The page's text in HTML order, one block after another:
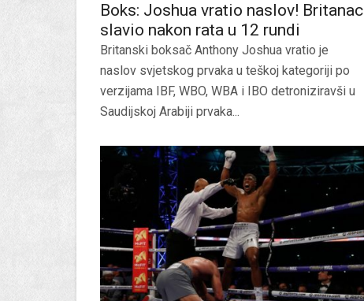
Boks: Joshua vratio naslov! Britanac
slavio nakon rata u 12 rundi
Britanski boksač Anthony Joshua vratio je
naslov svjetskog prvaka u teškoj kategoriji po
verzijama IBF, WBO, WBA i IBO detroniziravši u
Saudijskoj Arabiji prvaka...